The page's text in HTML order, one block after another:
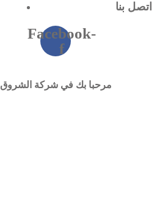
اتصل بنا
Facebook-
f
مرحبا بك في شركة الشروق